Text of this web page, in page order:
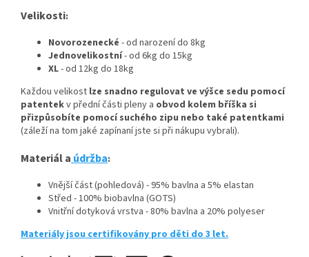
Velikosti:
Novorozenecké - od narození do 8kg
Jednovelikostní- od 6kg do 15kg
XL- od 12kg do 18kg
Každou velikost lze snadno regulovat ve výšce sedu pomocí
patentekv přední části pleny a obvod kolem bříška si
přizpůsobíte pomocí suchého zipu nebo také patentkami
(záleží na tom jaké zapínaní jste si při nákupu vybrali).
Materiál a údržba:
Vnější část (pohledová) - 95% bavlna a 5% elastan
Střed - 100% biobavlna (GOTS)
Vnitřní dotyková vrstva - 80% bavlna a 20% polyeser
Materiály jsou certifikovány pro děti do 3 let.